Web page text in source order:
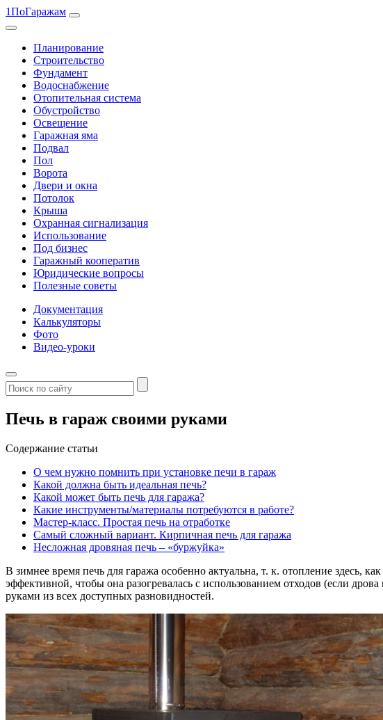
1ПоГаражам
Планирование
Строительство
Фундамент
Водоснабжение
Отопительная система
Обустройство
Освещение
Гаражная яма
Подвал
Пол
Ворота
Двери и окна
Потолок
Крыша
Охранная сигнализация
Использование
Под бизнес
Гаражный кооператив
Юридические вопросы
Полезные советы
Документация
Калькуляторы
Фото
Видео-уроки
Печь в гараж своими руками
Содержание статьи
О чем нужно помнить при установке печи в гараж
Какой должна быть идеальная печь?
Какой может быть печь для гаража?
Какие инструменты/материалы потребуются в работе?
Мастер-класс. Простая печь на отработке
Самый сложный вариант. Кирпичная печь для гаража
Несложная дровяная печь – «буржуйка»
В зимнее время печь для гаража особенно актуальна, т. к. отопление здесь,
эффективной, чтобы она разогревалась с использованием отходов (если
руками из всех доступных разновидностей.